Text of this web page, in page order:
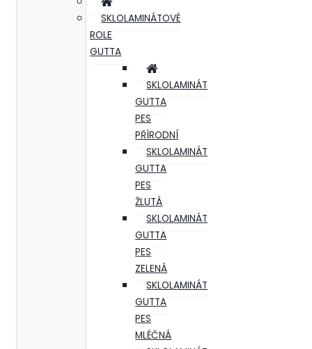
SKLOLAMINÁTOVÉ
ROLE
GUTTA
SKLOLAMINÁT
GUTTA
PES
PŘÍRODNÍ
SKLOLAMINÁT
GUTTA
PES
ŽLUTÁ
SKLOLAMINÁT
GUTTA
PES
ZELENÁ
SKLOLAMINÁT
GUTTA
PES
MLÉČNÁ